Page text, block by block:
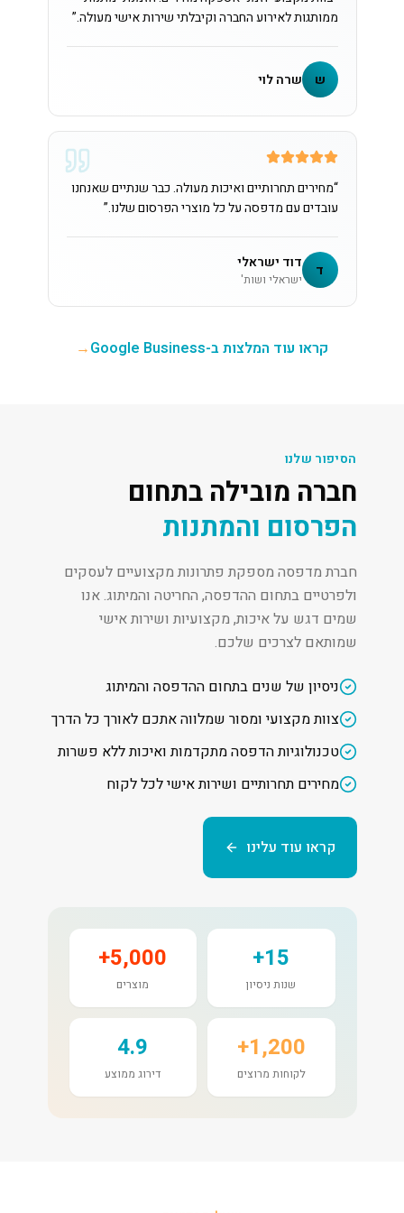
ממותגות לאירוע החברה וקיבלתי שירות אישי מעולה.”
ש שרה לוי
“מחירים תחרותיים ואיכות מעולה. כבר שנתיים שאנחנו
עובדים עם מדפסה על כל מוצרי הפרסום שלנו.”
ד דוד ישראלי
ישראלי ושות'
קראו עוד המלצות ב-Google Business →
הסיפור שלנו
חברה מובילה בתחום
הפרסום והמתנות
חברת מדפסה מספקת פתרונות מקצועיים לעסקים
ולפרטיים בתחום ההדפסה, החריטה והמיתוג. אנו
שמים דגש על איכות, מקצועיות ושירות אישי
שמותאם לצרכים שלכם.
ניסיון של שנים בתחום ההדפסה והמיתוג
צוות מקצועי ומסור שמלווה אתכם לאורך כל הדרך
טכנולוגיות הדפסה מתקדמות ואיכות ללא פשרות
מחירים תחרותיים ושירות אישי לכל לקוח
קראו עוד עלינו
15+
שנות ניסיון
5,000+
מוצרים
1,200+
לקוחות מרוצים
4.9
דירוג ממוצע